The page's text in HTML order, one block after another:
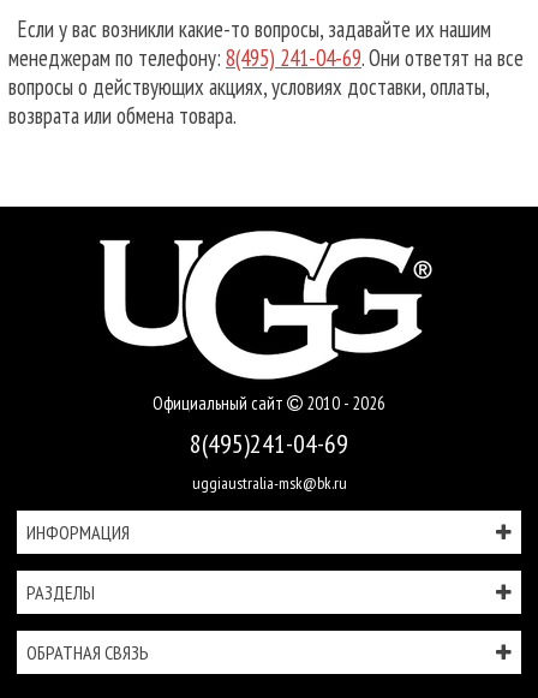
Если у вас возникли какие-то вопросы, задавайте их нашим
менеджерам по телефону: 8(495) 241-04-69. Они ответят на все
вопросы о действующих акциях, условиях доставки, оплаты,
возврата или обмена товара.
Официальный сайт 2010 - 2026
8(495)241-04-69
uggiaustralia-msk@bk.ru
ИНФОРМАЦИЯ
РАЗДЕЛЫ
ОБРАТНАЯ СВЯЗЬ